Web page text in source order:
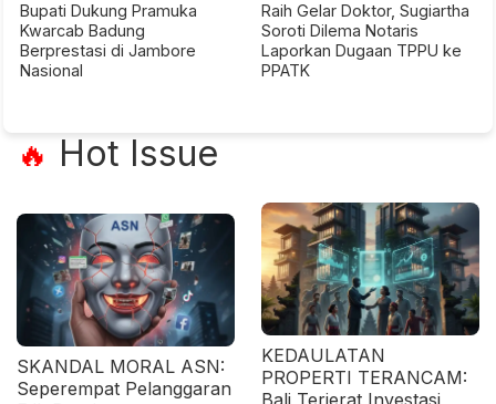
Bupati Dukung Pramuka
Kwarcab Badung
Berprestasi di Jambore
Nasional
Raih Gelar Doktor, Sugiartha
Soroti Dilema Notaris
Laporkan Dugaan TPPU ke
PPATK
🔥 Hot Issue
SKANDAL MORAL ASN:
Seperempat Pelanggaran
KEDAULATAN
PROPERTI TERANCAM:
Bali Terjerat Investasi